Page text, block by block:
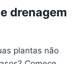
drenagem
plantas não